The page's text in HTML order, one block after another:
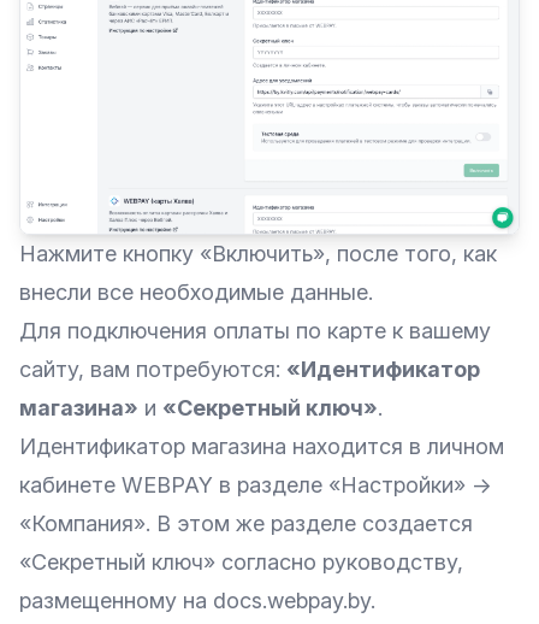
Нажмите кнопку «Включить», после того, как
внесли все необходимые данные.
Для подключения оплаты по карте к вашему
сайту, вам потребуются: «Идентификатор
магазина» и «Секретный ключ».
Идентификатор магазина находится в личном
кабинете WEBPAY в разделе «Настройки» →
«Компания». В этом же разделе создается
«Секретный ключ» согласно руководству,
размещенному на docs.webpay.by.